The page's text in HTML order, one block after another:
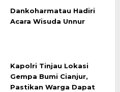
Dankoharmatau Hadiri
Acara Wisuda Unnur
Kapolri Tinjau Lokasi
Gempa Bumi Cianjur,
Pastikan Warga Dapat